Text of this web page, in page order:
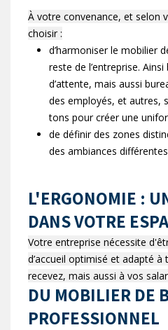
À votre convenance, et selon
choisir :
d’harmoniser le mobilier
reste de l’entreprise. Ainsi
d’attente, mais aussi
des employés, et autres,
tons pour créer une
de définir des zones
des ambiances
L'ERGONOMIE :
DANS VOTRE
Votre entreprise nécessite
d’accueil optimisé et adapté
recevez, mais aussi à vos
DU MOBILIER DE
PROFESSIONNEL